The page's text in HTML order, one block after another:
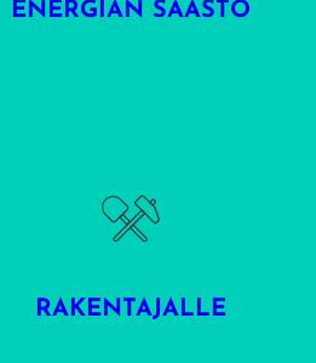
ENERGIAN SÄÄSTÖ
RAKENTAJALLE